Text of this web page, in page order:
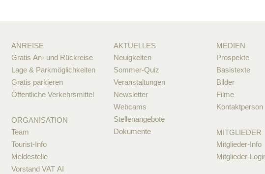
ANREISE
Gratis An- und Rückreise
Lage & Parkmöglichkeiten
Gratis parkieren
Öffentliche Verkehrsmittel
ORGANISATION
Team
Tourist-Info
Meldestelle
Vorstand VAT AI
AKTUELLES
Neuigkeiten
Sommer-Quiz
Veranstaltungen
Newsletter
Webcams
Stellenangebote
Dokumente
MEDIEN
Prospekte
Basistexte
Bilder
Filme
Kontaktperson
MITGLIEDER
Mitglieder-Info
Mitglieder-